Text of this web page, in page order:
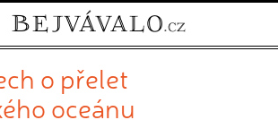
o přelet
oceánu